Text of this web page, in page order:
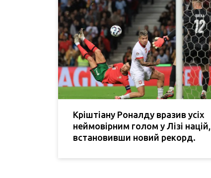
Кріштіану Роналду вразив усіх
неймовірним голом у Лізі націй,
встановивши новий рекорд.